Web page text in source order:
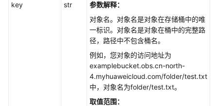
key str
参数解释：
对象名。对象名是对象在存储桶中的唯
一标识。对象名是对象在桶中的完整路
径，路径中不包含桶名。
例如，您对象的访问地址为
examplebucket.obs.cn-north-
4.myhuaweicloud.com/folder/test.txt
中，对象名为folder/test.txt。
取值范围：